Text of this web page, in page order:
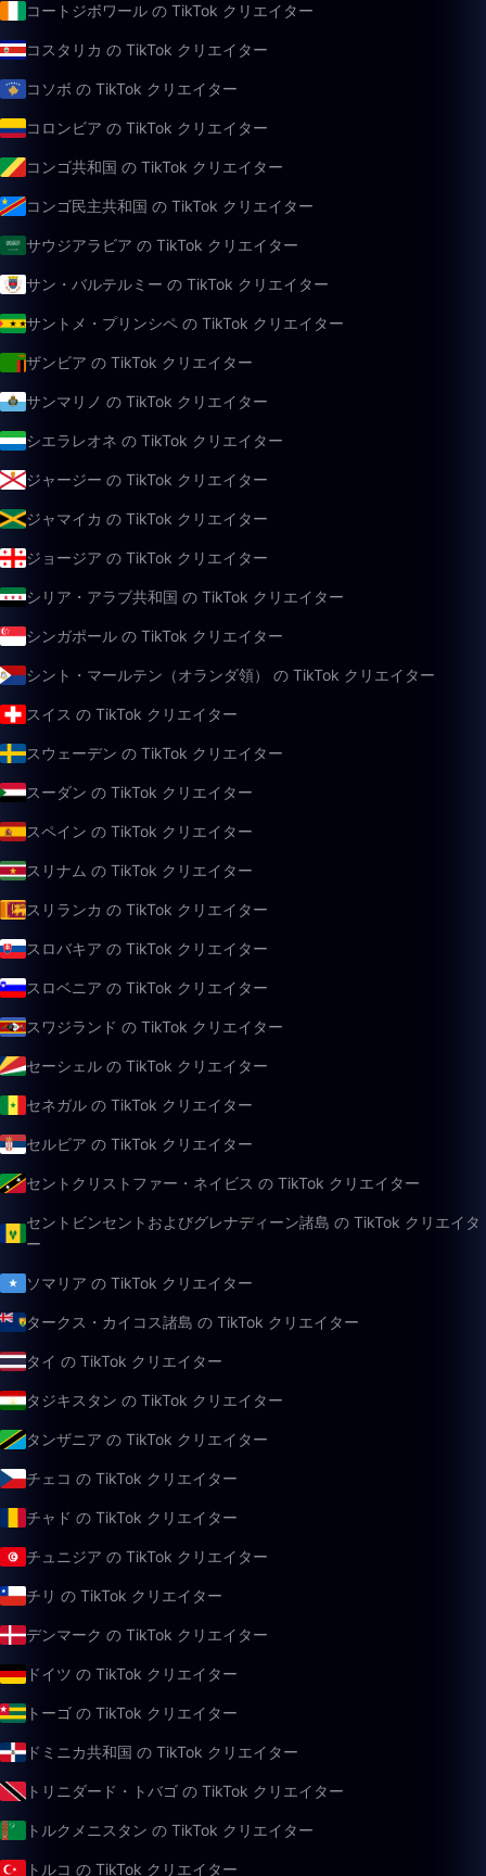
コートジボワール の TikTok クリエイター
コスタリカ の TikTok クリエイター
コソボ の TikTok クリエイター
コロンビア の TikTok クリエイター
コンゴ共和国 の TikTok クリエイター
コンゴ民主共和国 の TikTok クリエイター
サウジアラビア の TikTok クリエイター
サン・バルテルミー の TikTok クリエイター
サントメ・プリンシペ の TikTok クリエイター
ザンビア の TikTok クリエイター
サンマリノ の TikTok クリエイター
シエラレオネ の TikTok クリエイター
ジャージー の TikTok クリエイター
ジャマイカ の TikTok クリエイター
ジョージア の TikTok クリエイター
シリア・アラブ共和国 の TikTok クリエイター
シンガポール の TikTok クリエイター
シント・マールテン（オランダ領） の TikTok クリエイター
スイス の TikTok クリエイター
スウェーデン の TikTok クリエイター
スーダン の TikTok クリエイター
スペイン の TikTok クリエイター
スリナム の TikTok クリエイター
スリランカ の TikTok クリエイター
スロバキア の TikTok クリエイター
スロベニア の TikTok クリエイター
スワジランド の TikTok クリエイター
セーシェル の TikTok クリエイター
セネガル の TikTok クリエイター
セルビア の TikTok クリエイター
セントクリストファー・ネイビス の TikTok クリエイター
セントビンセントおよびグレナディーン諸島 の TikTok クリエイタ
ー
ソマリア の TikTok クリエイター
タークス・カイコス諸島 の TikTok クリエイター
タイ の TikTok クリエイター
タジキスタン の TikTok クリエイター
タンザニア の TikTok クリエイター
チェコ の TikTok クリエイター
チャド の TikTok クリエイター
チュニジア の TikTok クリエイター
チリ の TikTok クリエイター
デンマーク の TikTok クリエイター
ドイツ の TikTok クリエイター
トーゴ の TikTok クリエイター
ドミニカ共和国 の TikTok クリエイター
トリニダード・トバゴ の TikTok クリエイター
トルクメニスタン の TikTok クリエイター
トルコ の TikTok クリエイター